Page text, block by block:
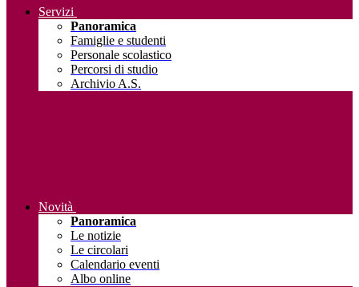
Servizi
Panoramica
Famiglie e studenti
Personale scolastico
Percorsi di studio
Archivio A.S.
Novità
Panoramica
Le notizie
Le circolari
Calendario eventi
Albo online